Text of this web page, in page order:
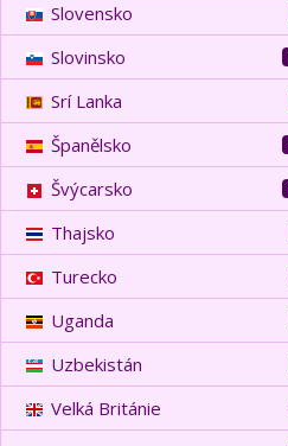
Slovensko
Slovinsko
Srí Lanka
Španělsko
Švýcarsko
Thajsko
Turecko
Uganda
Uzbekistán
Velká Británie